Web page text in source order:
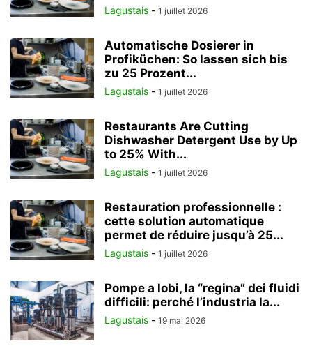
Lagustais - 1 juillet 2026
Automatische Dosierer in
Profiküchen: So lassen sich bis
zu 25 Prozent...
Lagustais - 1 juillet 2026
Restaurants Are Cutting
Dishwasher Detergent Use by Up
to 25% With...
Lagustais - 1 juillet 2026
Restauration professionnelle :
cette solution automatique
permet de réduire jusqu’à 25...
Lagustais - 1 juillet 2026
Pompe a lobi, la “regina” dei fluidi
difficili: perché l’industria la...
Lagustais - 19 mai 2026